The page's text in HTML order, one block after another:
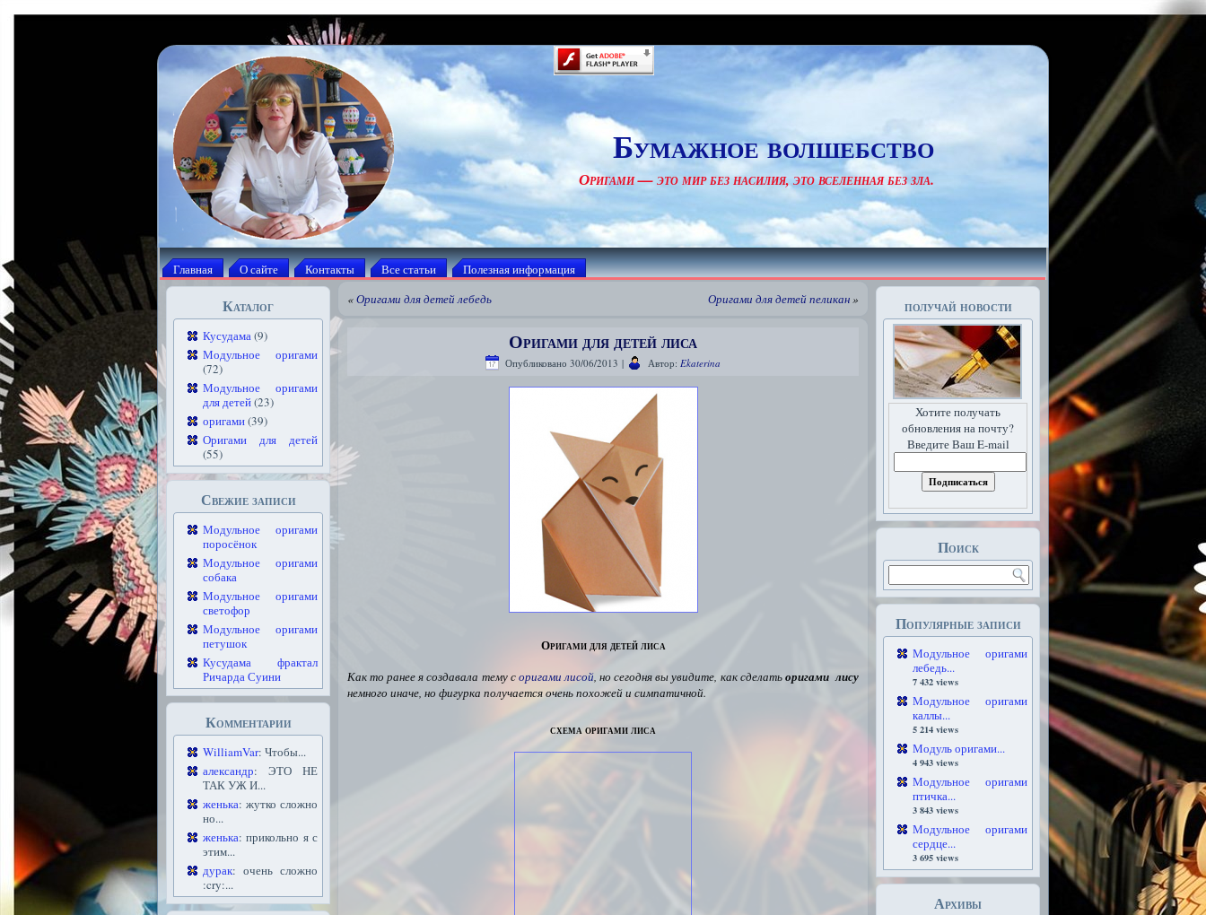
Бумажное волшебство
Оригами — это мир без насилия, это вселенная без зла.
Главная О сайте Контакты Все статьи Полезная информация
Каталог
Кусудама(9)
Модульное оригами
(72)
Модульное оригами
для детей(23)
оригами(39)
Оригами для детей
(55)
Свежие записи
Модульное оригами
поросёнок
Модульное оригами
собака
Модульное оригами
светофор
Модульное оригами
петушок
Кусудама фрактал
Ричарда Суини
Комментарии
WilliamVar: Чтобы...
александр: ЭТО НЕ
ТАК УЖ И...
женька: жутко сложно
но...
женька: прикольно я с
этим...
дурак: очень сложно
:cry:...
«Оригами для детей лебедь Оригами для детей пеликан»
Оригами для детей лиса
Опубликовано 30/06/2013 | Автор: Ekaterina
Оригами для детей лиса
Как то ранее я создавала тему соригами лисой, но сегодня вы увидите, как сделатьоригами лису
немного иначе, но фигурка получается очень похожей и симпатичной.
схема оригами лиса
получай новости
Хотите получать
обновления на почту?
Введите Ваш E-mail
Поиск
Популярные записи
Модульное оригами
лебедь...
7 432 views
Модульное оригами
каллы...
5 214 views
Модуль оригами...
4 943 views
Модульное оригами
птичка...
3 843 views
Модульное оригами
сердце...
3 695 views
Архивы